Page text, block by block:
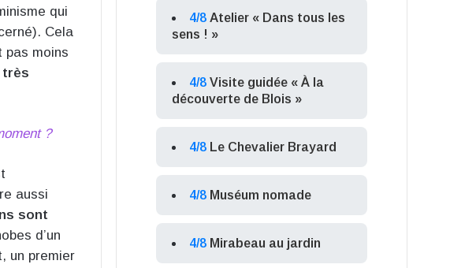
qui
Cela
pas moins
très
?
aussi
sont
d’un
un premier
4/8 Atelier « Dans tous les
sens ! »
4/8 Visite guidée « À la
découverte de Blois »
4/8 Le Chevalier Brayard
4/8 Muséum nomade
4/8 Mirabeau au jardin